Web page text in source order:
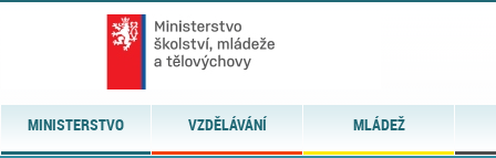
MINISTERSTVO VZDĚLÁVÁNÍ MLÁDEŽ